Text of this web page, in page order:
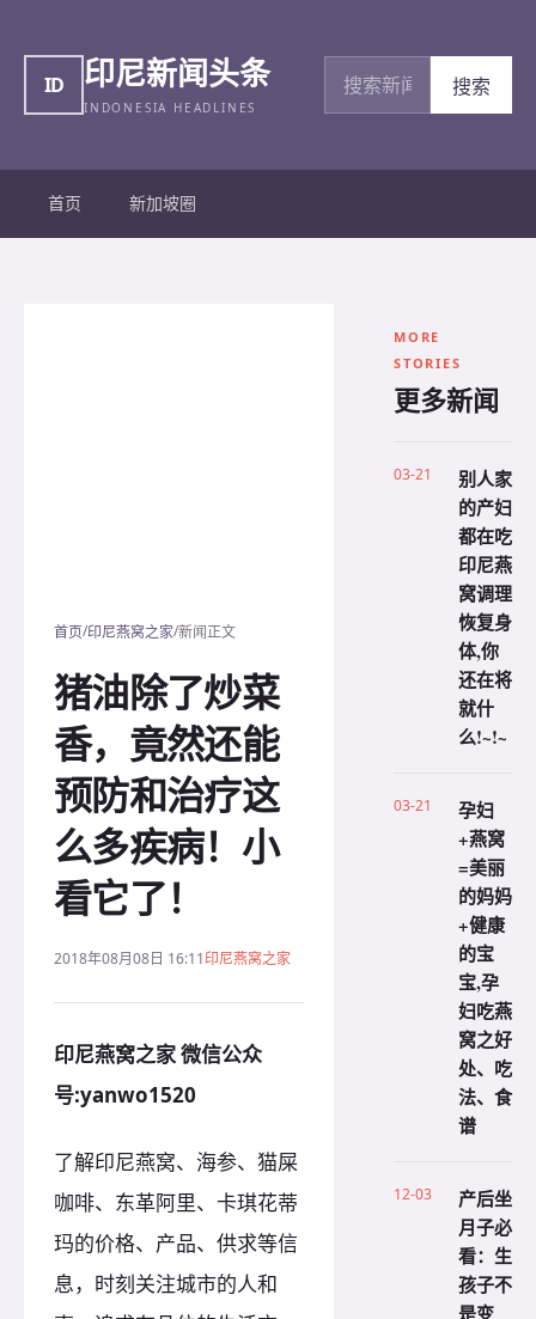
ID 印尼新闻头条
INDONESIA HEADLINES
搜索新闻
搜索
首页 新加坡圈
首页/印尼燕窝之家/新闻正文
猪油除了炒菜
香，竟然还能
预防和治疗这
么多疾病！小
看它了！
2018年08月08日 16:11印尼燕窝之家
印尼燕窝之家 微信公众
号:yanwo1520
了解印尼燕窝、海参、猫屎
咖啡、东革阿里、卡琪花蒂
玛的价格、产品、供求等信
息，时刻关注城市的人和
MORE
STORIES
更多新闻
03-21
别人家
的产妇
都在吃
印尼燕
窝调理
恢复身
体,你
还在将
就什
么!~!~
03-21
孕妇
+燕窝
=美丽
的妈妈
+健康
的宝
宝,孕
妇吃燕
窝之好
处、吃
法、食
谱
12-03
产后坐
月子必
看：生
孩子不
是变